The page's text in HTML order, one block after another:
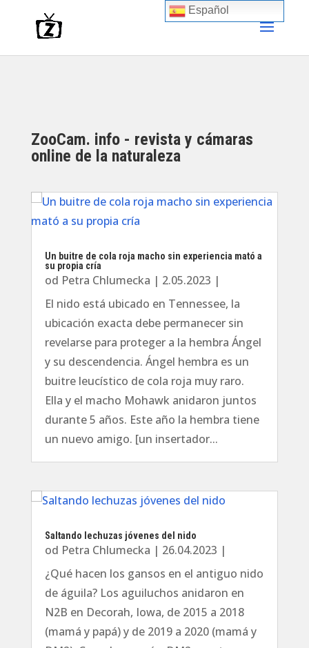
ZooCam. info - revista y cámaras
online de la naturaleza
Un buitre de cola roja macho sin experiencia mató a
su propia cría
od Petra Chlumecka | 2.05.2023 |
El nido está ubicado en Tennessee, la
ubicación exacta debe permanecer sin
revelarse para proteger a la hembra Ángel
y su descendencia. Ángel hembra es un
buitre leucístico de cola roja muy raro.
Ella y el macho Mohawk anidaron juntos
durante 5 años. Este año la hembra tiene
un nuevo amigo. [un insertador...
Saltando lechuzas jóvenes del nido
od Petra Chlumecka | 26.04.2023 |
¿Qué hacen los gansos en el antiguo nido
de águila? Los aguiluchos anidaron en
N2B en Decorah, Iowa, de 2015 a 2018
(mamá y papá) y de 2019 a 2020 (mamá y
Español